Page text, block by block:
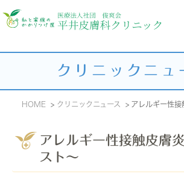
クリニックニュ
HOME クリニックニュース アレルギー性接
アレルギー性接触皮膚
スト～